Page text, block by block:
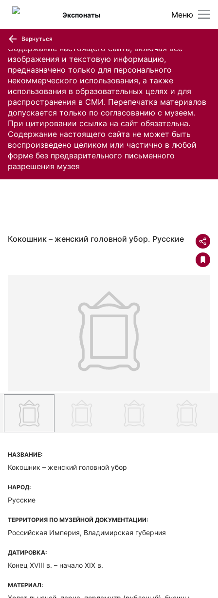
Содержание настоящего сайта, включая все
изображения и текстовую информацию,
предназначено только для персонального
некоммерческого использования, а также
использования в образовательных целях и для
распространения в СМИ. Перепечатка материалов
допускается только по согласованию с музеем.
При цитировании ссылка на сайт обязательна.
Содержание настоящего сайта не может быть
воспроизведено целиком или частично в любой
форме без предварительного письменного
разрешения музея
Меню
Экспонаты
Вернуться
Кокошник – женский головной убор. Русские
НАЗВАНИЕ:
Кокошник – женский головной убор
НАРОД:
Русские
ТЕРРИТОРИЯ ПО МУЗЕЙНОЙ ДОКУМЕНТАЦИИ:
Российская Империя, Владимирская губерния
ДАТИРОВКА:
Конец XVIII в. – начало XIX в.
МАТЕРИАЛ: